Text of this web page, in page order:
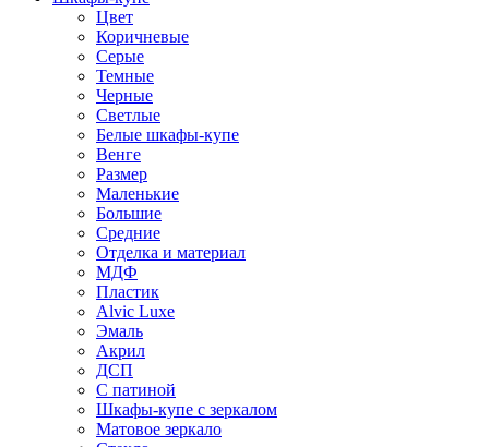
Цвет
Коричневые
Серые
Темные
Черные
Светлые
Белые шкафы-купе
Венге
Размер
Маленькие
Большие
Средние
Отделка и материал
МДФ
Пластик
Alvic Luxe
Эмаль
Акрил
ДСП
С патиной
Шкафы-купе с зеркалом
Матовое зеркало